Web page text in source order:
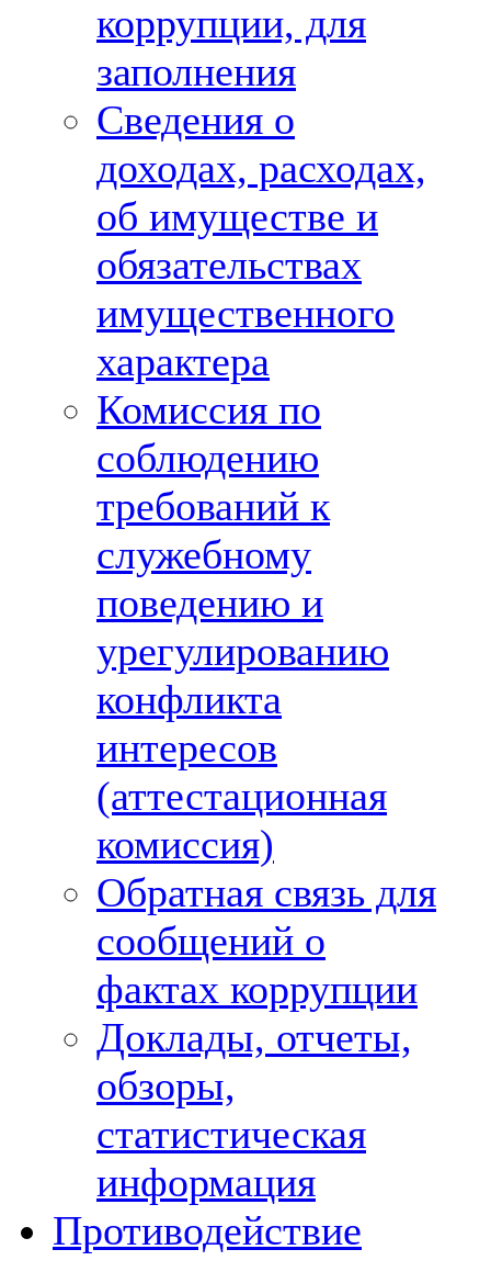
коррупции, для
заполнения
Сведения о
доходах, расходах,
об имуществе и
обязательствах
имущественного
характера
Комиссия по
соблюдению
требований к
служебному
поведению и
урегулированию
конфликта
интересов
(аттестационная
комиссия)
Обратная связь для
сообщений о
фактах коррупции
Доклады, отчеты,
обзоры,
статистическая
информация
Противодействие